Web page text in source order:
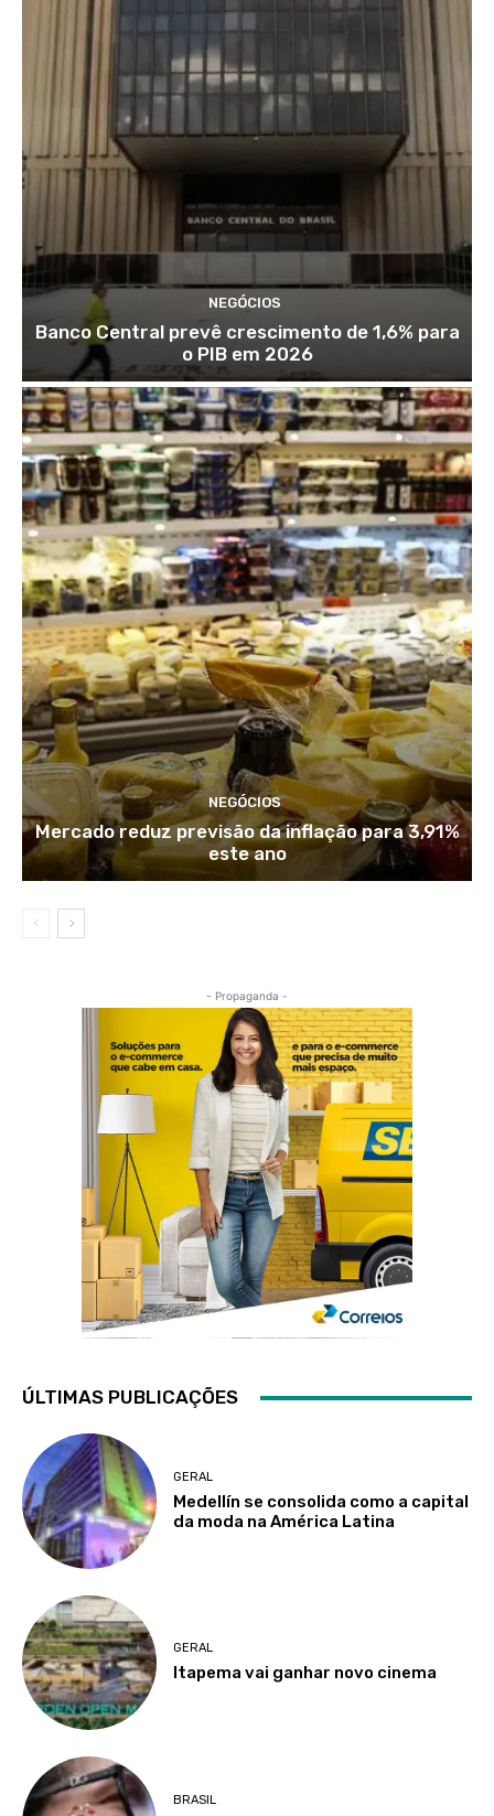
NEGÓCIOS
Banco Central prevê crescimento de 1,6% para
o PIB em 2026
NEGÓCIOS
Mercado reduz previsão da inflação para 3,91%
este ano
- Propaganda -
ÚLTIMAS PUBLICAÇÕES
GERAL
Medellín se consolida como a capital
da moda na América Latina
GERAL
Itapema vai ganhar novo cinema
BRASIL